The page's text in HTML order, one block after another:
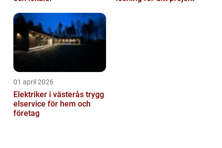
01 april 2026
Elektriker i västerås trygg
elservice för hem och
företag